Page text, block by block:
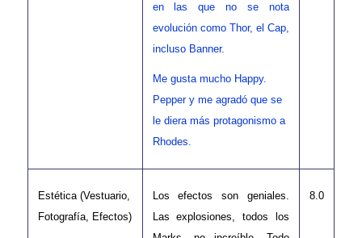
en las que no se nota
evolución como Thor, el Cap,
incluso Banner.
Me gusta mucho Happy.
Pepper y me agradó que se
le diera más protagonismo a
Rhodes.
Estética (Vestuario,
Fotografía, Efectos)
Los efectos son geniales.
Las explosiones, todos los
8.0